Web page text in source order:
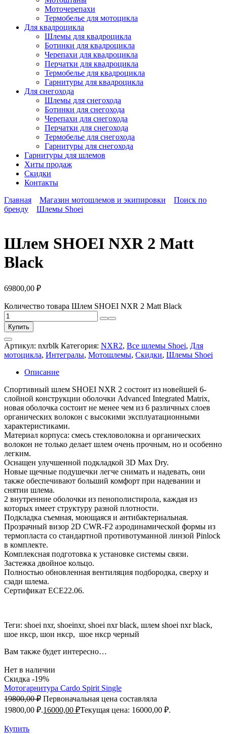
Моточерепахи
Термобелье для мотоцикла
Для квадроцикла
Шлемы для квадроцикла
Ботинки для квадроцикла
Черепахи для квадроцикла
Перчатки для квадроцикла
Термобелье для квадроцикла
Гарнитуры для квадроцикла
Для снегохода
Шлемы для снегохода
Ботинки для снегохода
Черепахи для снегохода
Перчатки для снегохода
Термобелье для снегохода
Гарнитуры для снегохода
Гарнитуры для шлемов
Хиты продаж
Скидки
Контакты
Главная
Магазин мотошлемов и экипировки
Поиск по
бренду
Шлемы Shoei
Шлем SHOEI NXR 2 Matt
Black
69800,00 ₽
Количество товара Шлем SHOEI NXR 2 Matt Black
Купить
Артикул: nxrblk Категория: NXR2, Все шлемы Shoei, Для
мотоцикла, Интегралы, Мотошлемы, Скидки, Шлемы Shoei
Описание
Спортивный шлем SHOEI NXR 2 состоит из новейшей 6-
слойной конструкции оболочки Advanced Integrated Matrix,
новая оболочка состоит не менее чем из 6 различных слоев
органических волокон с высокими эксплуатационными
характеристиками.
Материал корпуса: смесь стекловолокна и органических
волокон не только делает шлем очень прочным, но и особенно
легким.
Оснащен улучшенной подкладкой 3D Max Dry.
Новые щечные подушечки легче снимать и надевать, они
также обеспечивают больший комфорт при надевании и
снятии шлема.
2 внутренние оболочки из пенополистирола, каждая из
которых имеет структуру разной плотности.
Подкладка съемная, моющаяся и антибактериальная.
Прозрачный визор 2D CWR-F2 аэродинамической формы из
термопласта со стандартной противотуманной линзой Pinlock
в комплекте.
Комплексная подготовка к установке системы связи.
Застежка двойное кольцо.
Полностью обновленная вентиляция подбородка, сверху и
сзади шлема.
Сертификат ECE22.06.
Теги: shoei nxr, shoeinxr, shoei nxr black, шлем shoei nxr black,
шое нкср, шои нкср, шое нкср черный
Вам также будет интересно…
Нет в наличии
Скидка -19%
Мотогарнитура Cardo Spirit Single
19800,00₽ Первоначальная цена составляла
19800,00 ₽.16000,00 ₽Текущая цена: 16000,00 ₽.
Купить